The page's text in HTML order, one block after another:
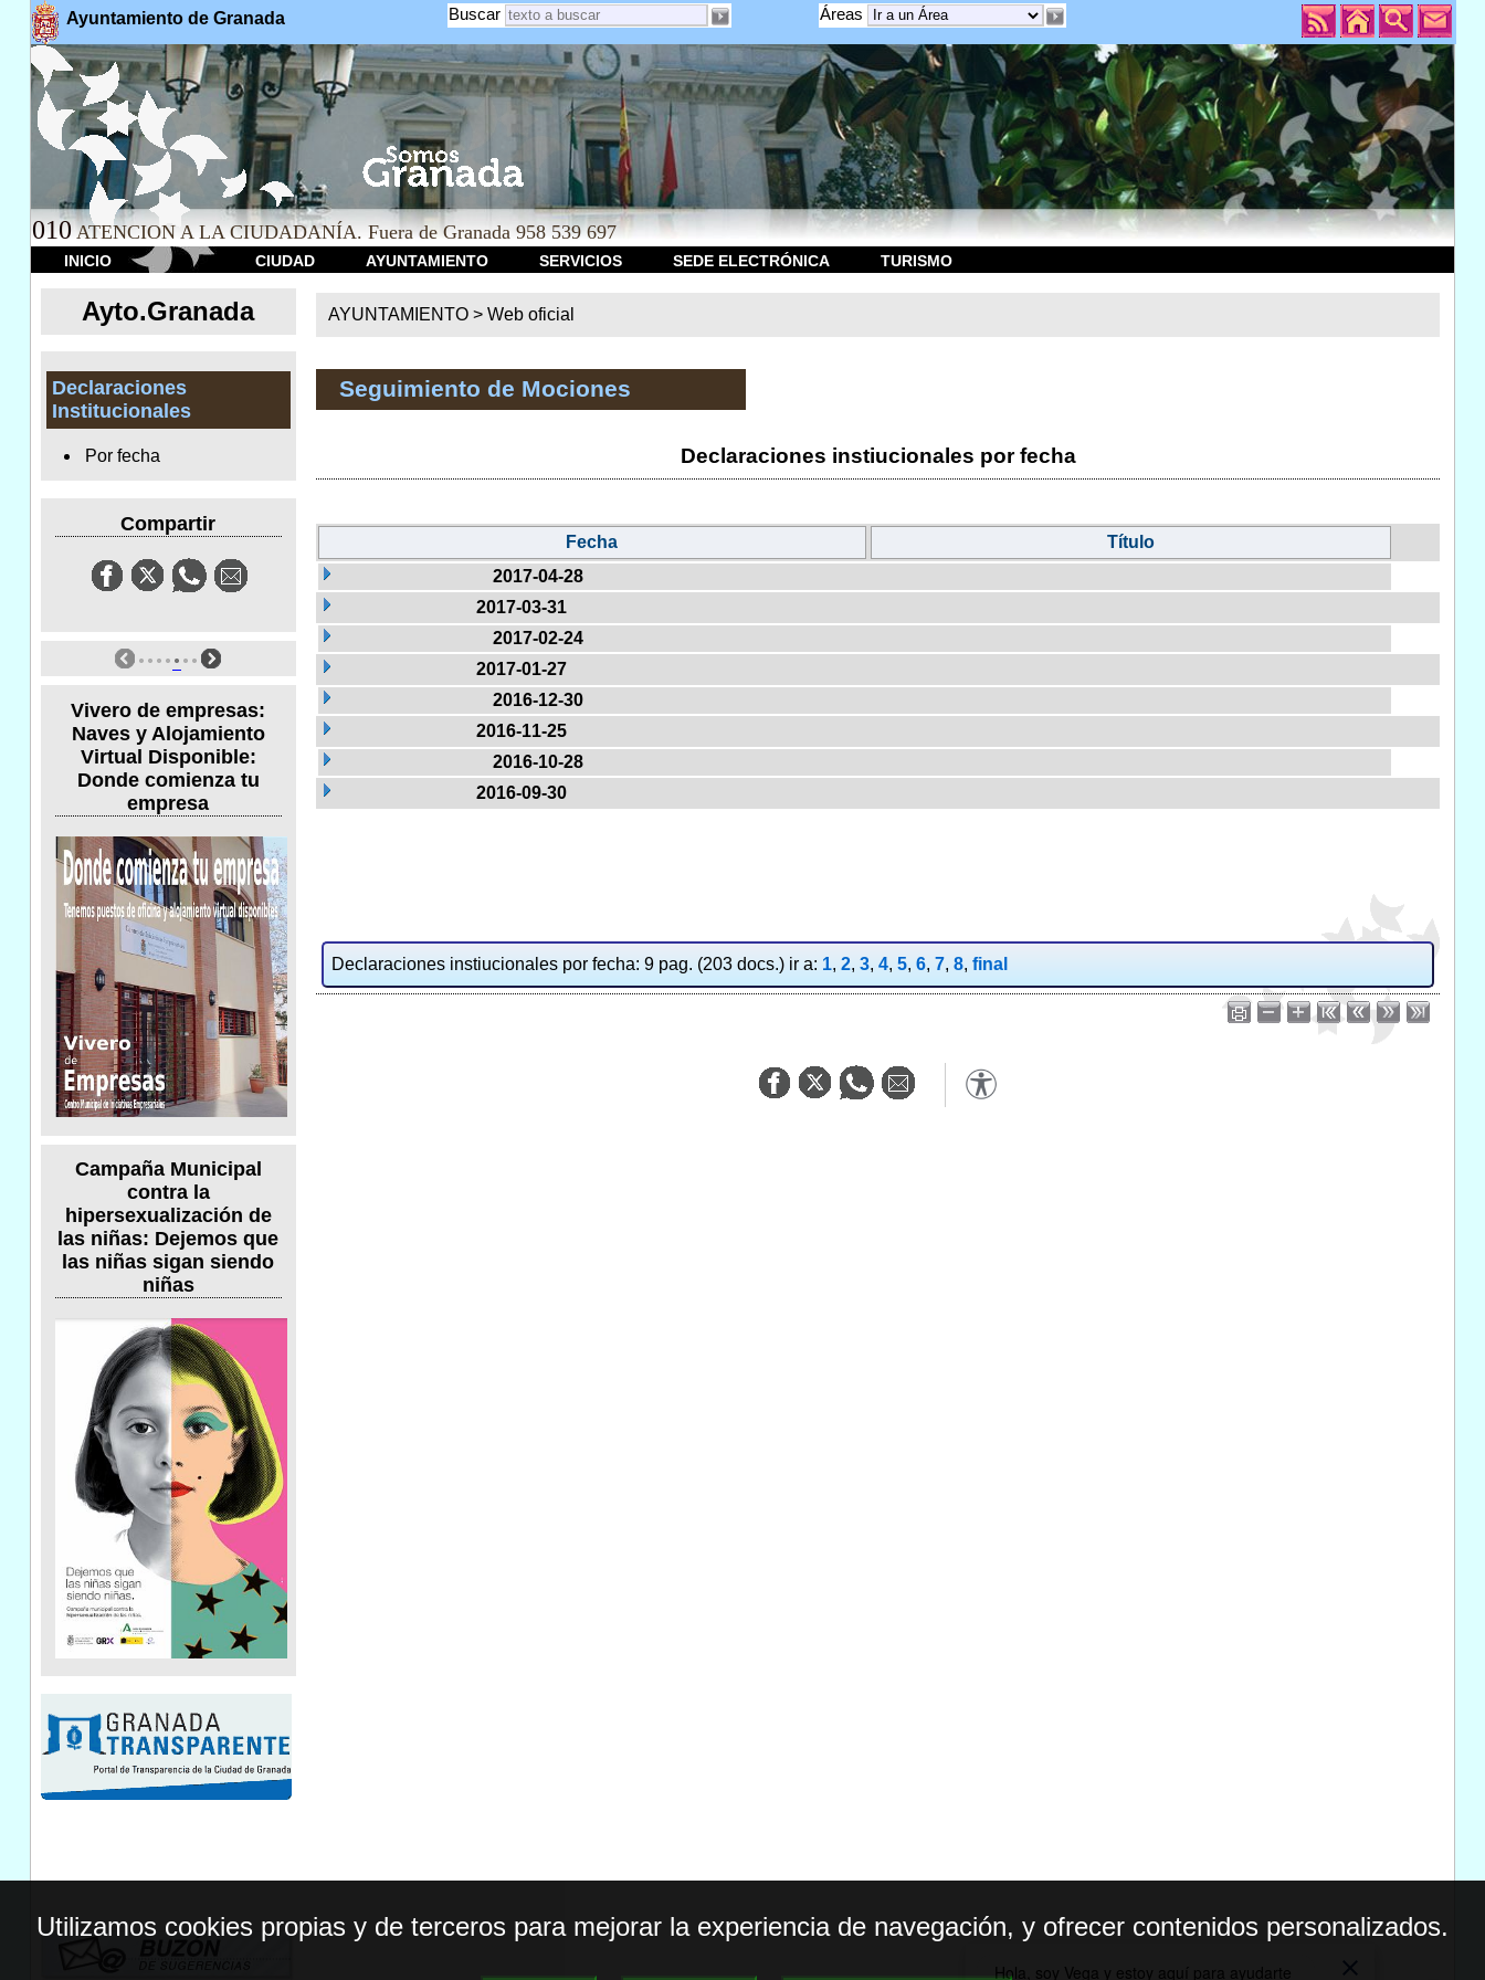
Ayuntamiento de Granada Áreas
Buscar
010 ATENCION A LA CIUDADANÍA. Fuera de Granada 958 539 697
INICIO CIUDAD AYUNTAMIENTO SERVICIOS SEDE ELECTRÓNICA TURISMO
Ayto.Granada
Declaraciones
Institucionales
Por fecha
Compartir
Vivero de empresas:
Naves y Alojamiento
Virtual Disponible:
Donde comienza tu
empresa
Campaña Municipal
contra la
hipersexualización de
las niñas: Dejemos que
las niñas sigan siendo
niñas
AYUNTAMIENTO > Web oficial
Seguimiento de Mociones
Declaraciones instiucionales por fecha
Fecha
Título
2017-04-28
2017-03-31
2017-02-24
2017-01-27
2016-12-30
2016-11-25
2016-10-28
2016-09-30
Declaraciones instiucionales por fecha: 9 pag. (203 docs.) ir a: 1, 2, 3, 4, 5, 6, 7, 8, final
Utilizamos cookies propias y de terceros para mejorar la experiencia de navegación, y ofrecer contenidos personalizados.